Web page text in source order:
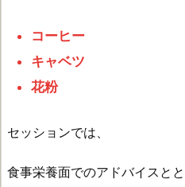
コーヒー
キャベツ
花粉
セッションでは、
食事栄養面でのアドバイスとと